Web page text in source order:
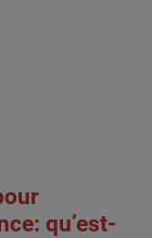
qu’est-